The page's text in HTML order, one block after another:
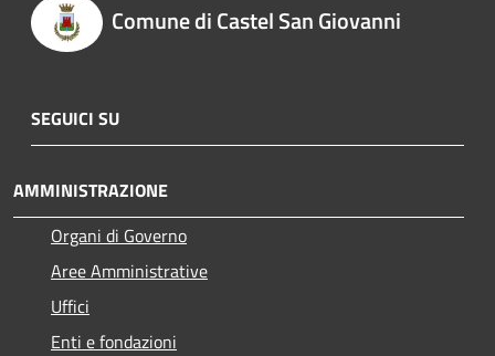
Comune di Castel San Giovanni
SEGUICI SU
AMMINISTRAZIONE
Organi di Governo
Aree Amministrative
Uffici
Enti e fondazioni